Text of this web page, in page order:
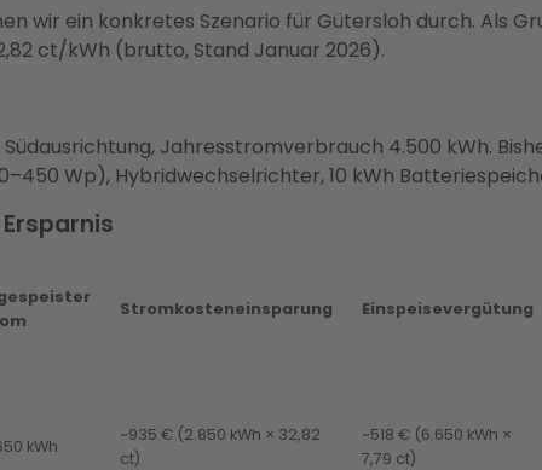
wir ein konkretes Szenario für Gütersloh durch. Als
ct/kWh (brutto, Stand Januar 2026).
Südausrichtung, Jahresstromverbrauch 4.500 kWh.
Wp), Hybridwechselrichter, 10 kWh
Stromkosteneinsparung Einspeisevergütung
kWh
~935 € (2.850 kWh × 32,82
ct)
~518 € (6.650 kWh ×
7,79 ct)